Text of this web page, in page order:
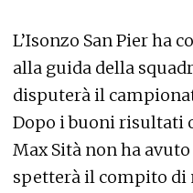
L’Isonzo San Pier ha
alla guida della
disputerà il
Dopo i buoni risultati
Max Sità non ha
spetterà il compito